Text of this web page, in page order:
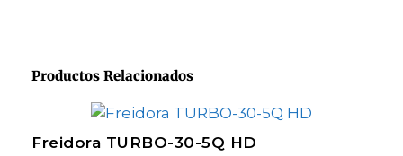
Productos Relacionados
Freidora TURBO-30-5Q HD